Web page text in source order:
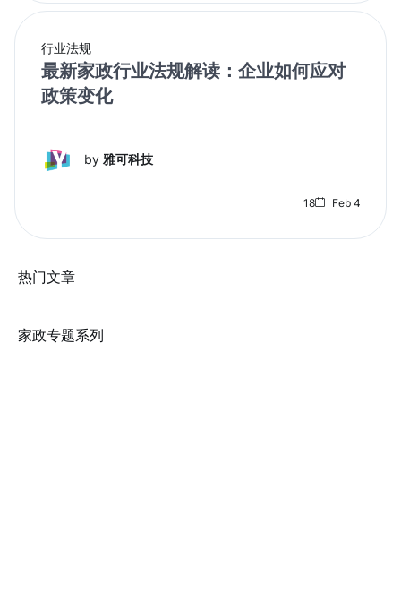
行业法规
最新家政行业法规解读：企业如何应对
政策变化
by 雅可科技
18 Feb 4
热门文章
家政专题系列